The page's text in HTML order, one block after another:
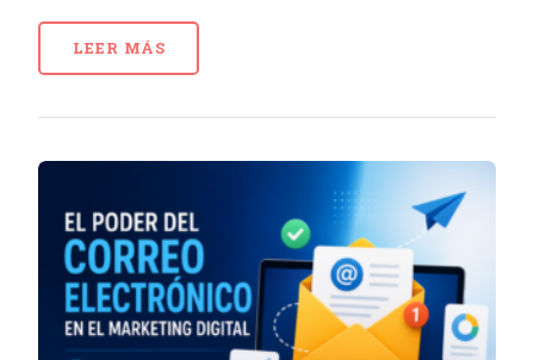
LEER MÁS